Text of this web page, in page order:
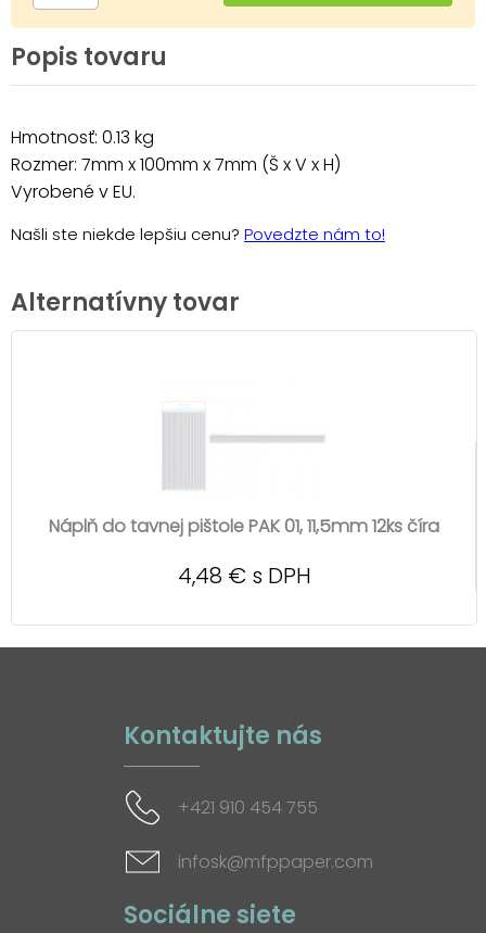
Popis tovaru
Hmotnosť: 0.13 kg
Rozmer: 7mm x 100mm x 7mm (Š x V x H)
Vyrobené v EU.
Našli ste niekde lepšiu cenu? Povedzte nám to!
Alternatívny tovar
Náplň do tavnej pištole PAK 01, 11,5mm 12ks číra
4,48 € s DPH
Kontaktujte nás
+421 910 454 755
infosk@mfppaper.com
Sociálne siete